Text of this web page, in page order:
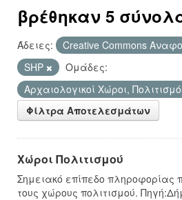
βρέθηκαν 5
Άδειες: Creative Commons
SHP
Ομάδες:
Αρχαιολογικοί Χώροι,
Φίλτρα Αποτελεσμάτων
Χώροι Πολιτισμού
Σημειακό επίπεδο πληροφορίας
τους χώρους πολιτισμού.